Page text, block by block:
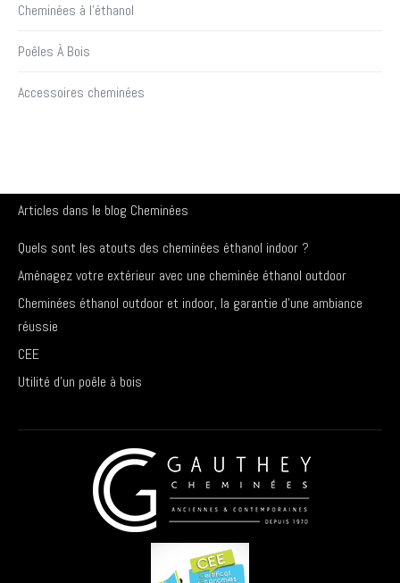
Cheminées à l’éthanol
Poêles À Bois
Accessoires cheminées
Articles dans le blog Cheminées
Quels sont les atouts des cheminées éthanol indoor ?
Aménagez votre extérieur avec une cheminée éthanol outdoor
Cheminées éthanol outdoor et indoor, la garantie d’une ambiance
réussie
CEE
Utilité d’un poêle à bois